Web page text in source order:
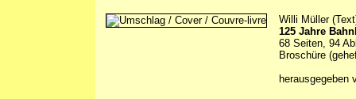
Willi Müller
125 Jahre
68 Seiten, 94
Broschüre
herausgegeben